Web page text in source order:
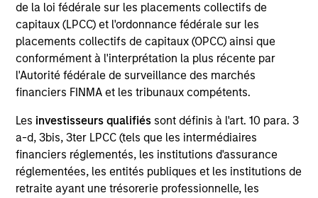
de la loi fédérale sur les placements collectifs de
capitaux (LPCC) et l'ordonnance fédérale sur les
placements collectifs de capitaux (OPCC) ainsi que
conformément à l'interprétation la plus récente par
l'Autorité fédérale de surveillance des marchés
financiers FINMA et les tribunaux compétents.
Les investisseurs qualifiés sont définis à l'art. 10 para. 3
a-d, 3bis, 3ter LPCC (tels que les intermédiaires
financiers réglementés, les institutions d'assurance
réglementées, les entités publiques et les institutions de
retraite ayant une trésorerie professionnelle, les
Established in 1975, our global platform is well-
positioned to meet your cash and fixed income
management needs. Our market leadership is
grounded in a comprehensive suite of multi-currency
investment solutions, innovative technology, and a
dedicated team of experienced market experts.